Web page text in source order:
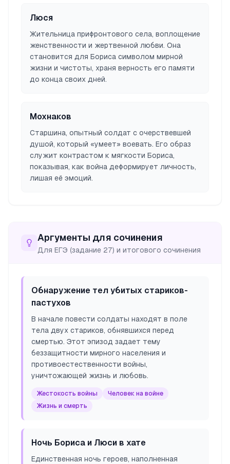
Люся
Жительница прифронтового села, воплощение
женственности и жертвенной любви. Она
становится для Бориса символом мирной
жизни и чистоты, храня верность его памяти
до конца своих дней.
Мохнаков
Старшина, опытный солдат с очерствевшей
душой, который «умеет» воевать. Его образ
служит контрастом к мягкости Бориса,
показывая, как война деформирует личность,
лишая её эмоций.
Аргументы для сочинения
Для ЕГЭ (задание 27) и итогового сочинения
Обнаружение тел убитых стариков-
пастухов
В начале повести солдаты находят в поле
тела двух стариков, обнявшихся перед
смертью. Этот эпизод задает тему
беззащитности мирного населения и
противоестественности войны,
уничтожающей жизнь и любовь.
Жестокость войны
Человек на войне
Жизнь и смерть
Ночь Бориса и Люси в хате
Единственная ночь героев, наполненная